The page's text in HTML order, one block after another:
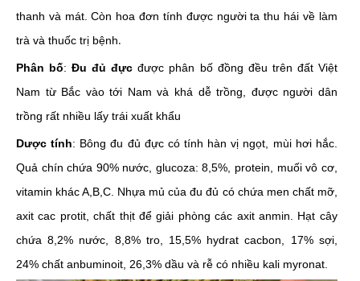
thanh và mát. Còn hoa đơn tính được người ta thu hái về làm
trà và thuốc trị bệnh.
Phân bố: Đu đủ đực được phân bố đồng đều trên đất Việt
Nam từ Bắc vào tới Nam và khá dễ trồng, được người dân
trồng rất nhiều lấy trái xuất khẩu
Dược tính: Bông đu đủ đực có tính hàn vị ngọt, mùi hơi hắc.
Quả chín chứa 90% nước, glucoza: 8,5%, protein, muối vô cơ,
vitamin khác A,B,C. Nhựa mủ của đu đủ có chứa men chất mỡ,
axit cac protit, chất thịt để giải phòng các axit anmin. Hạt cây
chứa 8,2% nước, 8,8% tro, 15,5% hydrat cacbon, 17% sợi,
24% chất anbuminoit, 26,3% dầu và rễ có nhiều kali myronat.